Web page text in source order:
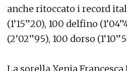
anche ritoccato i record
(1’15”20), 100 delfino
(2’02”95), 100 dorso
La sorella Xenia